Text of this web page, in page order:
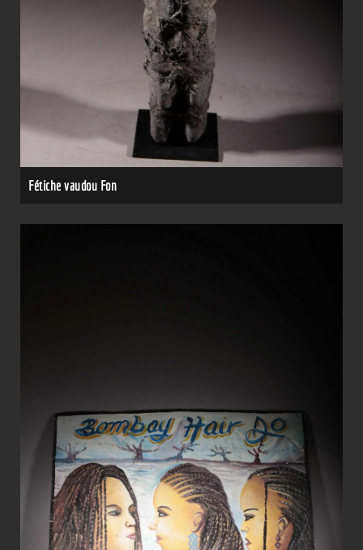
Fétiche vaudou Fon